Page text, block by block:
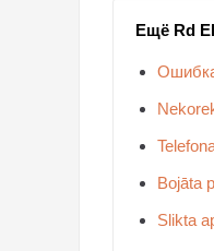
Ещё Rd
Bojāta
Slikta